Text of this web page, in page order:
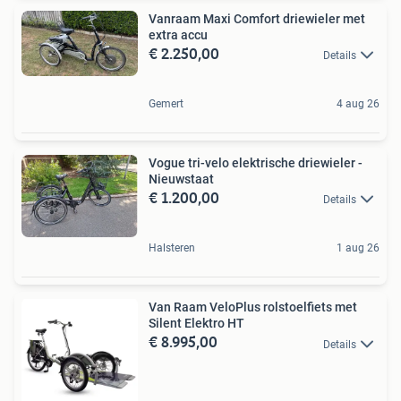
Vanraam Maxi Comfort driewieler met
extra accu
€ 2.250,00 Details
Gemert 4 aug 26
Vogue tri-velo elektrische driewieler -
Nieuwstaat
€ 1.200,00 Details
Halsteren 1 aug 26
Van Raam VeloPlus rolstoelfiets met
Silent Elektro HT
€ 8.995,00 Details